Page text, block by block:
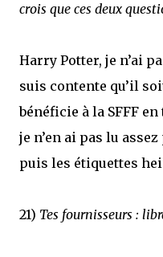
crois que ces deux
Harry Potter, je n’ai
suis contente qu’il
bénéficie à la SFFF
je n’en ai pas lu
puis les étiquettes
21) Tes fournisseurs :